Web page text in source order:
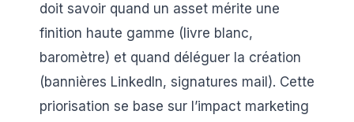
doit savoir quand un asset mérite une
finition haute gamme (livre blanc,
baromètre) et quand déléguer la création
(bannières LinkedIn, signatures mail). Cette
priorisation se base sur l’impact marketing